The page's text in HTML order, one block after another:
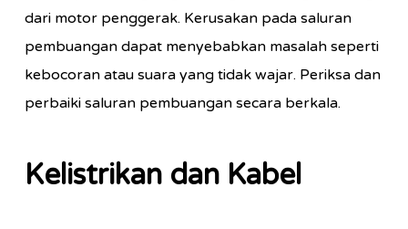
dari motor penggerak. Kerusakan pada saluran
pembuangan dapat menyebabkan masalah seperti
kebocoran atau suara yang tidak wajar. Periksa dan
perbaiki saluran pembuangan secara berkala.
Kelistrikan dan Kabel